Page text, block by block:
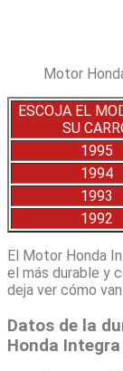
Motor
ESCOJA EL
SU
1995
1994
1993
1992
El Motor Honda
el más durable y
deja ver cómo
Datos de la
Honda Integra